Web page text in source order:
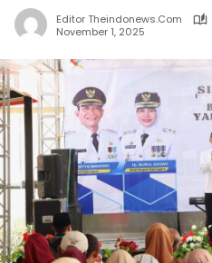
Editor Theindonews.com
November 1, 2025